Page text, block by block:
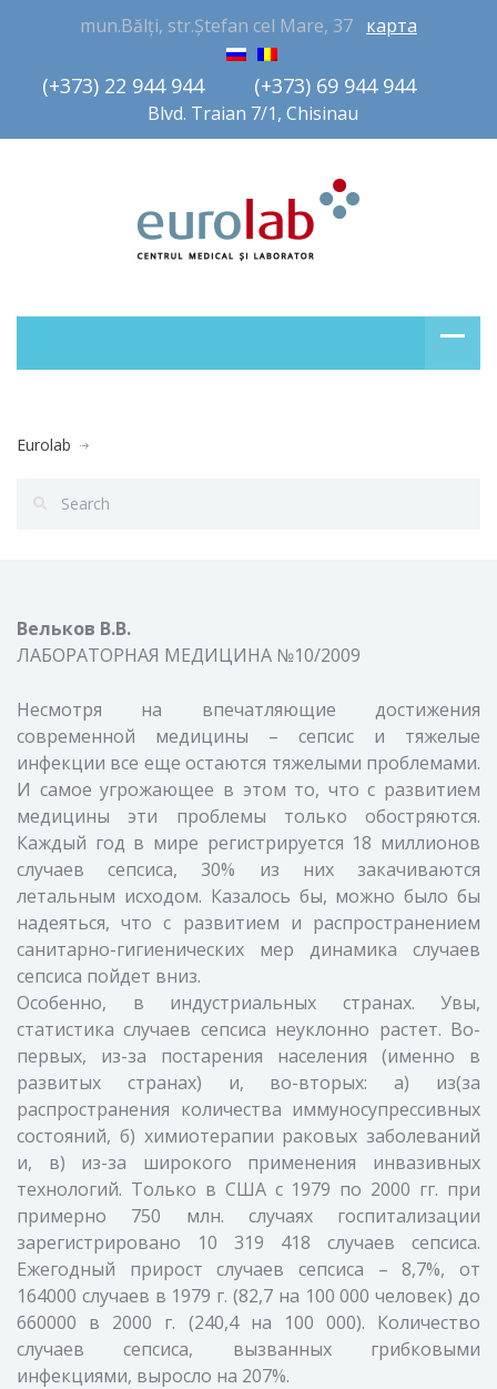
mun.Bălți, str.Ștefan cel Mare, 37 карта
(+373) 22 944 944         (+373) 69 944 944
Blvd. Traian 7/1, Chisinau
Eurolab
Вельков В.В.
ЛАБОРАТОРНАЯ МЕДИЦИНА №10/2009
Несмотря на впечатляющие достижения
современной медицины – сепсис и тяжелые
инфекции все еще остаются тяжелыми проблемами.
И самое угрожающее в этом то, что с развитием
медицины эти проблемы только обостряются.
Каждый год в мире регистрируется 18 миллионов
случаев сепсиса, 30% из них закачиваются
летальным исходом. Казалось бы, можно было бы
надеяться, что с развитием и распространением
санитарно-гигиенических мер динамика случаев
сепсиса пойдет вниз.
Особенно, в индустриальных странах. Увы,
статистика случаев сепсиса неуклонно растет. Во-
первых, из-за постарения населения (именно в
развитых странах) и, во-вторых: а) из(за
распространения количества иммуносупрессивных
состояний, б) химиотерапии раковых заболеваний
и, в) из-за широкого применения инвазивных
технологий. Только в США с 1979 по 2000 гг. при
примерно 750 млн. случаях госпитализации
зарегистрировано 10 319 418 случаев сепсиса.
Ежегодный прирост случаев сепсиса – 8,7%, от
164000 случаев в 1979 г. (82,7 на 100 000 человек) до
660000 в 2000 г. (240,4 на 100 000). Количество
случаев сепсиса, вызванных грибковыми
инфекциями, выросло на 207%.